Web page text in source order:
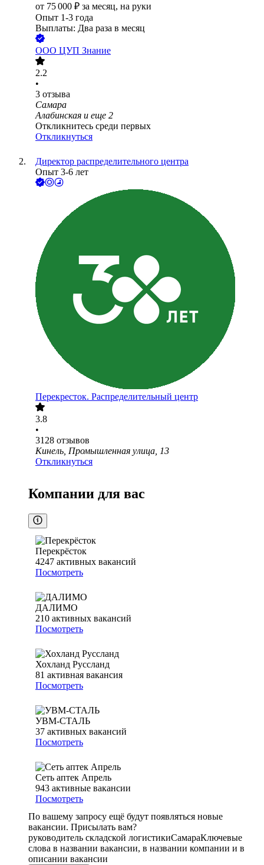
от 75 000 ₽ за месяц, на руки
Опыт 1-3 года
Выплаты: Два раза в месяц
ООО ЦУП Знание
2.2
•
3 отзыва
Самара
Алабинская и еще 2
Откликнитесь среди первых
Откликнуться
Директор распределительного центра
Опыт 3-6 лет
Перекресток. Распределительный центр
3.8
•
3128 отзывов
Кинель, Промышленная улица, 13
Откликнуться
Компании для вас
Перекрёсток
4247 активных вакансий
Посмотреть
ДАЛИМО
210 активных вакансий
Посмотреть
Хохланд Руссланд
81 активная вакансия
Посмотреть
УВМ-СТАЛЬ
37 активных вакансий
Посмотреть
Сеть аптек Апрель
943 активные вакансии
Посмотреть
По вашему запросу ещё будут появляться новые
вакансии. Присылать вам?
руководитель складской логистикиСамараКлючевые
слова в названии вакансии, в названии компании и в
описании вакансии